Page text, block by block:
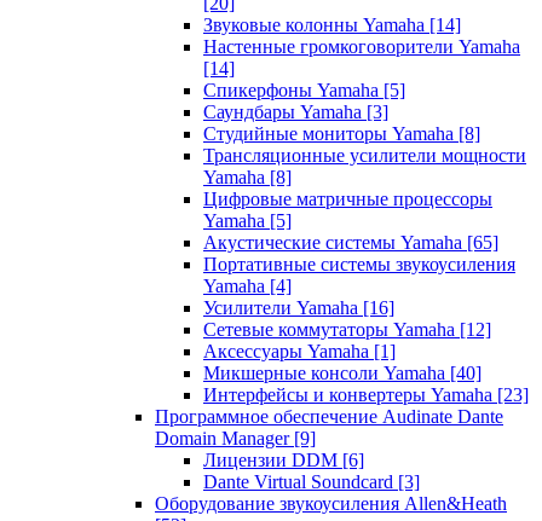
Звуковые колонны Yamaha [14]
Настенные громкоговорители Yamaha
[14]
Спикерфоны Yamaha [5]
Саундбары Yamaha [3]
Студийные мониторы Yamaha [8]
Трансляционные усилители мощности
Yamaha [8]
Цифровые матричные процессоры
Yamaha [5]
Акустические системы Yamaha [65]
Портативные системы звукоусиления
Yamaha [4]
Усилители Yamaha [16]
Сетевые коммутаторы Yamaha [12]
Аксессуары Yamaha [1]
Микшерные консоли Yamaha [40]
Интерфейсы и конвертеры Yamaha [23]
Программное обеспечение Audinate Dante
Domain Manager [9]
Лицензии DDM [6]
Dante Virtual Soundcard [3]
Оборудование звукоусиления Allen&Heath